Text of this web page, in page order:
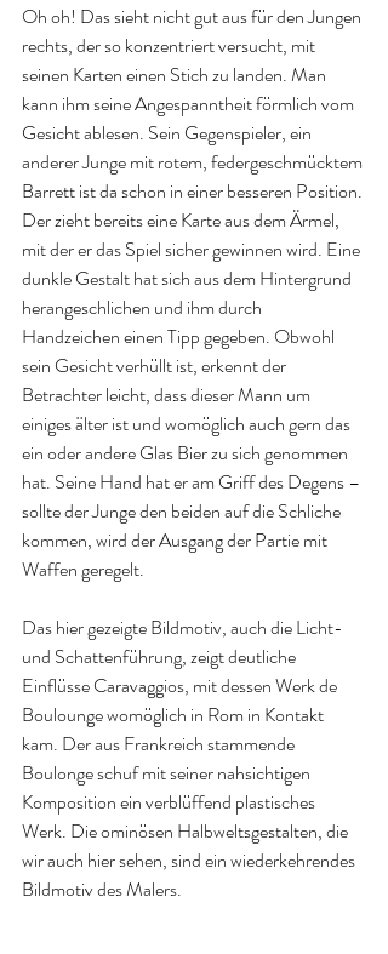
Oh oh! Das sieht nicht gut aus für den Jungen
rechts, der so konzentriert versucht, mit
seinen Karten einen Stich zu landen. Man
kann ihm seine Angespanntheit förmlich vom
Gesicht ablesen. Sein Gegenspieler, ein
anderer Junge mit rotem, federgeschmücktem
Barrett ist da schon in einer besseren Position.
Der zieht bereits eine Karte aus dem Ärmel,
mit der er das Spiel sicher gewinnen wird. Eine
dunkle Gestalt hat sich aus dem Hintergrund
herangeschlichen und ihm durch
Handzeichen einen Tipp gegeben. Obwohl
sein Gesicht verhüllt ist, erkennt der
Betrachter leicht, dass dieser Mann um
einiges älter ist und womöglich auch gern das
ein oder andere Glas Bier zu sich genommen
hat. Seine Hand hat er am Griff des Degens –
sollte der Junge den beiden auf die Schliche
kommen, wird der Ausgang der Partie mit
Waffen geregelt.
Das hier gezeigte Bildmotiv, auch die Licht-
und Schattenführung, zeigt deutliche
Einflüsse Caravaggios, mit dessen Werk de
Boulounge womöglich in Rom in Kontakt
kam. Der aus Frankreich stammende
Boulonge schuf mit seiner nahsichtigen
Komposition ein verblüffend plastisches
Werk. Die ominösen Halbweltsgestalten, die
wir auch hier sehen, sind ein wiederkehrendes
Bildmotiv des Malers.